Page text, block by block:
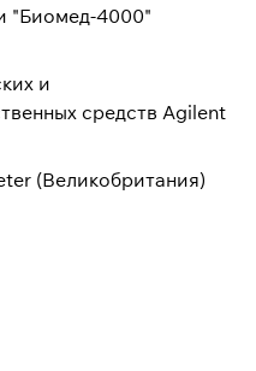
"Биомед-4000"
и
средств Agilent
(Великобритания)